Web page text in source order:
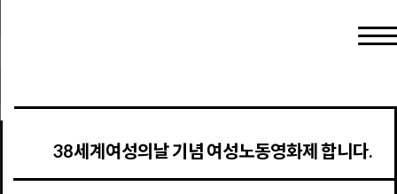
38세계여성의날 기념 여성노동영화제 합니다.